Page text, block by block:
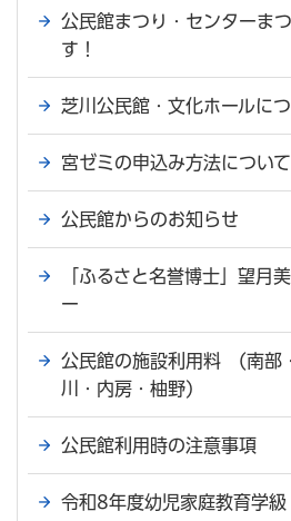
公民館まつり・センターま
す！
芝川公民館・文化ホールに
宮ゼミの申込み方法について
公民館からのお知らせ
「ふるさと名誉博士」望月
ー
公民館の施設利用料 (南部
川・内房・柚野)
公民館利用時の注意事項
令和8年度幼児家庭教育学級